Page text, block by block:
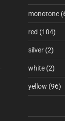
monotone
red (104)
silver(2)
white(2)
yellow (96)